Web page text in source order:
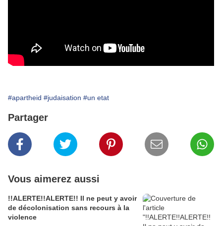
#apartheid #judaisation #un etat
Partager
Vous aimerez aussi
!!ALERTE!!ALERTE!! Il ne peut y avoir
de décolonisation sans recours à la
violence